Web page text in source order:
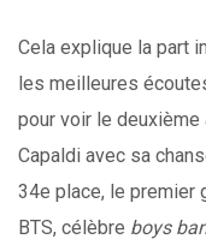
Cela explique la part
les meilleures
pour voir le
Capaldi avec sa
34e place, le premier
BTS, célèbre boys